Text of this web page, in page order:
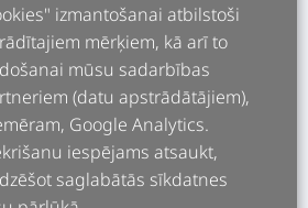
ATSAUKSMES
nav atsauksmes
izmantošanai atbilstoši
mērķiem, kā arī to
mūsu sadarbības
(datu apstrādātājiem),
Google Analytics.
iespējams atsaukt,
saglabātās sīkdatnes